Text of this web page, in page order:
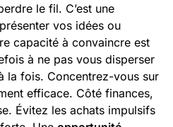
le fil. C’est une
vos idées ou
capacité à convaincre est
à ne pas vous disperser
la fois. Concentrez-vous sur
efficace. Côté finances,
Évitez les achats impulsifs